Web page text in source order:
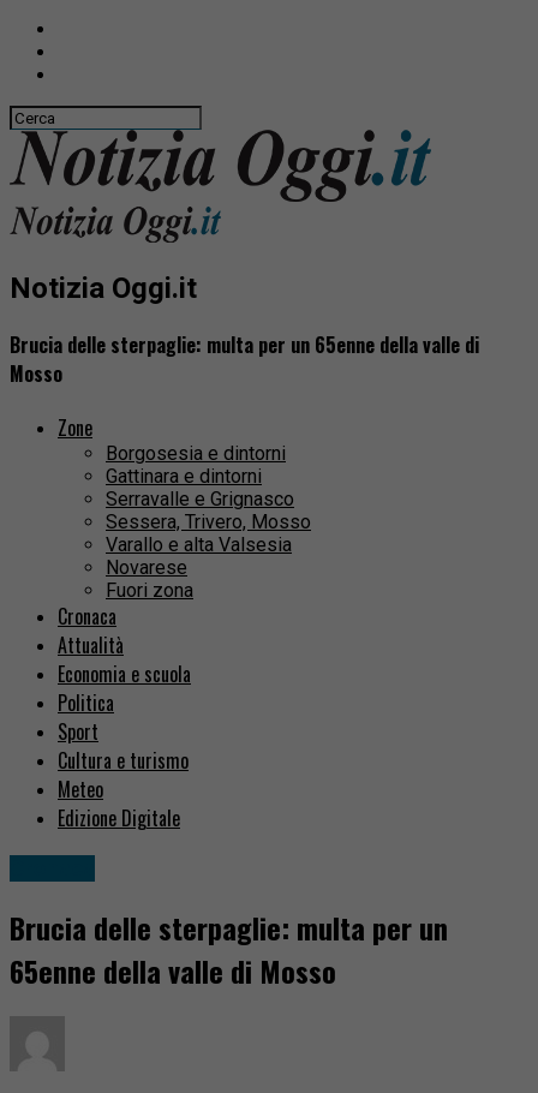
Notizia Oggi.it
Brucia delle sterpaglie: multa per un 65enne della valle di
Mosso
Zone
Borgosesia e dintorni
Gattinara e dintorni
Serravalle e Grignasco
Sessera, Trivero, Mosso
Varallo e alta Valsesia
Novarese
Fuori zona
Cronaca
Attualità
Economia e scuola
Politica
Sport
Cultura e turismo
Meteo
Edizione Digitale
Brucia delle sterpaglie: multa per un
65enne della valle di Mosso